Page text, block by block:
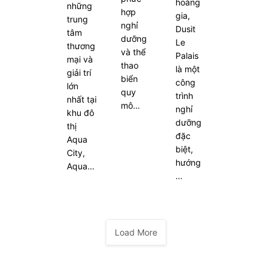
những
trung
tâm
thương
mại và
giải trí
lớn
nhất tại
khu đô
thị
Aqua
City,
Aqua…
hợp
nghỉ
dưỡng
và thể
thao
biển
quy
mô…
gia,
Dusit
Le
Palais
là một
công
trình
nghỉ
dưỡng
đặc
biệt,
hướng
…
Load More